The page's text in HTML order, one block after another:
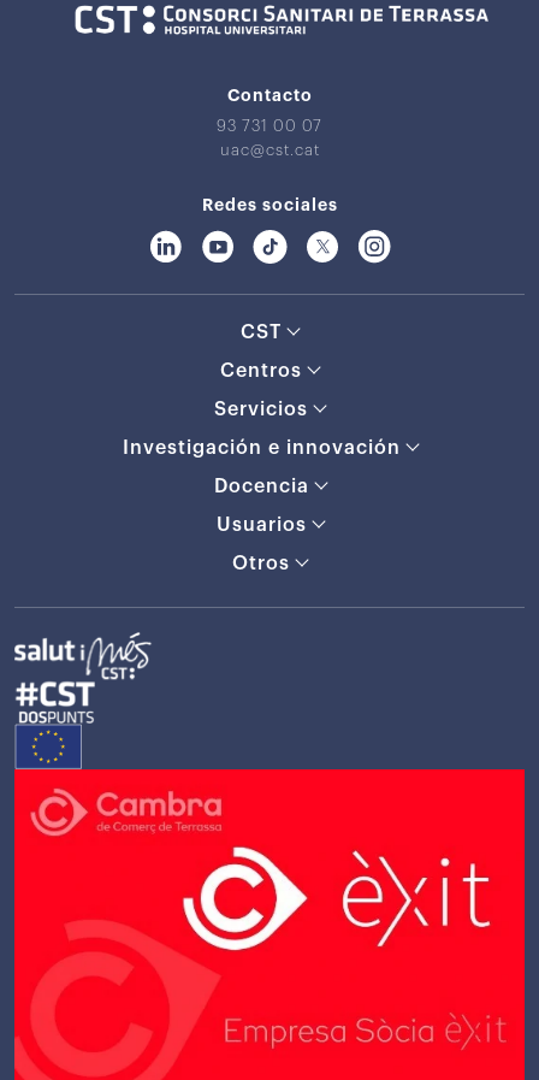
Contacto
93 731 00 07
uac@cst.cat
Redes sociales
CST
Centros
Servicios
Investigación e innovación
Docencia
Usuarios
Otros